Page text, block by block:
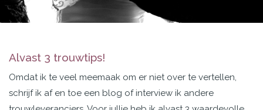
Alvast 3 trouwtips!
Omdat ik te veel meemaak om er niet over te vertellen,
schrijf ik af en toe een blog of interview ik andere